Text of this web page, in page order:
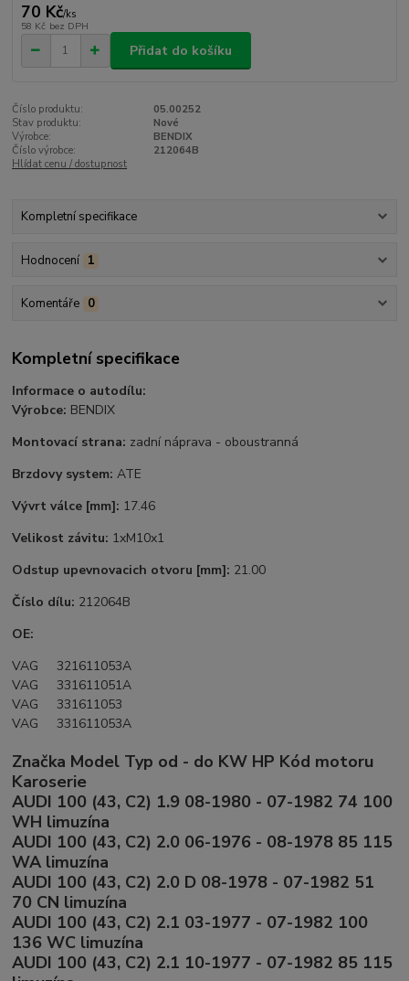
70 Kč/ks
58 Kč bez DPH
Přidat do košíku
Číslo produktu:
05.00252
Stav produktu:
Nové
Výrobce:
BENDIX
Číslo výrobce:
212064B
Hlídat cenu / dostupnost
Kompletní specifikace
Hodnocení 1
Komentáře 0
Kompletní specifikace
Informace o autodílu:
Výrobce: BENDIX
Montovací strana: zadní náprava - oboustranná
Brzdovy system: ATE
Vývrt válce [mm]: 17.46
Velikost závitu: 1xM10x1
Odstup upevnovacich otvoru [mm]: 21.00
Číslo dílu: 212064B
OE:
VAG 321611053A
VAG 331611051A
VAG 331611053
VAG 331611053A
Značka Model Typ od - do KW HP Kód motoru
Karoserie
AUDI 100 (43, C2) 1.9 08-1980 - 07-1982 74 100
WH limuzína
AUDI 100 (43, C2) 2.0 06-1976 - 08-1978 85 115
WA limuzína
AUDI 100 (43, C2) 2.0 D 08-1978 - 07-1982 51
70 CN limuzína
AUDI 100 (43, C2) 2.1 03-1977 - 07-1982 100
136 WC limuzína
AUDI 100 (43, C2) 2.1 10-1977 - 07-1982 85 115